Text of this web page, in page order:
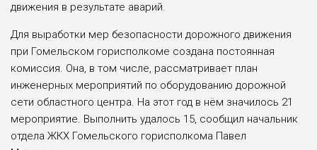
движения в результате аварий.
Для выработки мер безопасности дорожного движения
при Гомельском горисполкоме создана постоянная
комиссия. Она, в том числе, рассматривает план
инженерных мероприятий по оборудованию дорожной
сети областного центра. На этот год в нём значилось 21
мероприятие. Выполнить удалось 15, сообщил начальник
отдела ЖКХ Гомельского горисполкома Павел